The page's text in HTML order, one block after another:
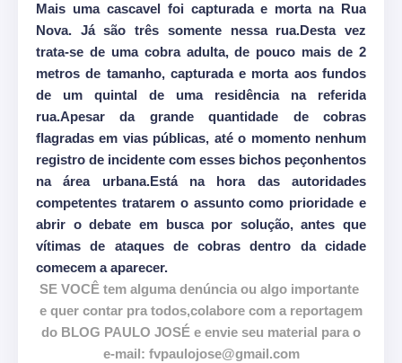
Mais uma cascavel foi capturada e morta na Rua
Nova. Já são três somente nessa rua.Desta vez
trata-se de uma cobra adulta, de pouco mais de 2
metros de tamanho, capturada e morta aos fundos
de um quintal de uma residência na referida
rua.Apesar da grande quantidade de cobras
flagradas em vias públicas, até o momento nenhum
registro de incidente com esses bichos peçonhentos
na área urbana.Está na hora das autoridades
competentes tratarem o assunto como prioridade e
abrir o debate em busca por solução, antes que
vítimas de ataques de cobras dentro da cidade
comecem a aparecer.
SE VOCÊ tem alguma denúncia ou algo importante
e quer contar pra todos,colabore com a reportagem
do BLOG PAULO JOSÉ e envie seu material para o
e-mail: fvpaulojose@gmail.com